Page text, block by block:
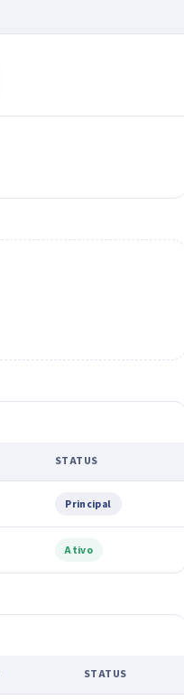
STATUS
Principal
Ativo
STATUS